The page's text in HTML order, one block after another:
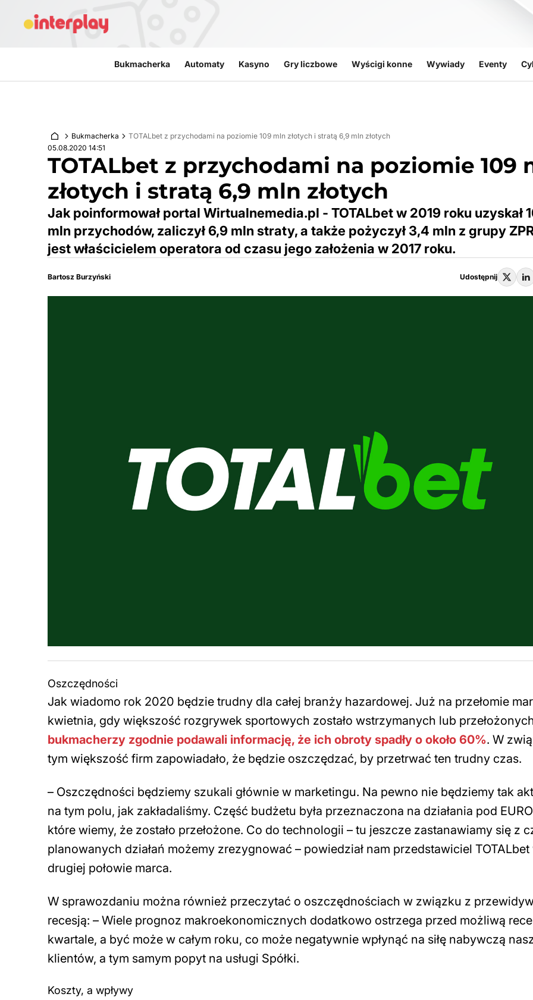
Bukmacherka Automaty Kasyno Gry liczbowe Wyścigi konne Wywiady Eventy
Bukmacherka
TOTALbet z przychodami na poziomie 109 mln złotych i stratą 6,9 mln złotych
05.08.2020 14:51
TOTALbet z przychodami na poziomie 109
złotych i stratą 6,9 mln złotych
Jak poinformował portal Wirtualnemedia.pl - TOTALbet w 2019 roku uzyskał
mln przychodów, zaliczył 6,9 mln straty, a także pożyczył 3,4 mln z grupy
jest właścicielem operatora od czasu jego założenia w 2017 roku.
Bartosz Burzyński Udostępnij
Oszczędności
Jak wiadomo rok 2020 będzie trudny dla całej branży hazardowej. Już na przełomie
kwietnia, gdy większość rozgrywek sportowych zostało wstrzymanych lub
bukmacherzy zgodnie podawali informację, że ich obroty spadły o około 60%. W
tym większość firm zapowiadało, że będzie oszczędzać, by przetrwać ten trudny czas.
– Oszczędności będziemy szukali głównie w marketingu. Na pewno nie będziemy tak
na tym polu, jak zakładaliśmy. Część budżetu była przeznaczona na działania pod
które wiemy, że zostało przełożone. Co do technologii – tu jeszcze zastanawiamy się z
planowanych działań możemy zrezygnować – powiedział nam przedstawiciel TOTALbet
drugiej połowie marca.
W sprawozdaniu można również przeczytać o oszczędnościach w związku z
recesją: – Wiele prognoz makroekonomicznych dodatkowo ostrzega przed możliwą
kwartale, a być może w całym roku, co może negatywnie wpłynąć na siłę nabywczą
klientów, a tym samym popyt na usługi Spółki.
Koszty, a wpływy